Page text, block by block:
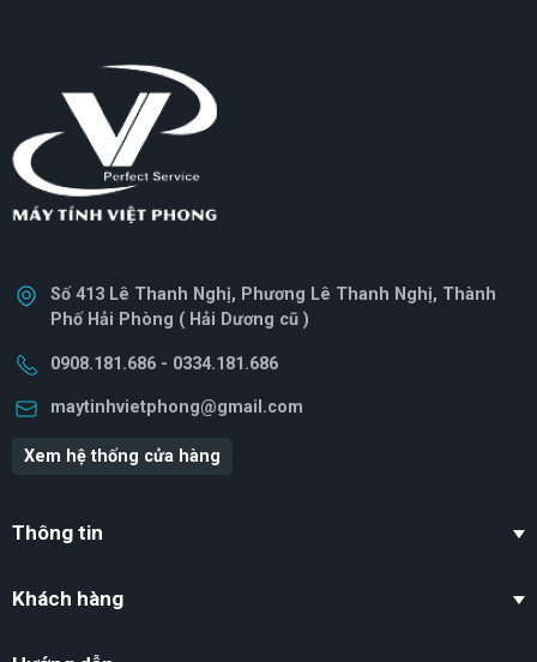
Số 413 Lê Thanh Nghị, Phương Lê Thanh Nghị, Thành
Phố Hải Phòng ( Hải Dương cũ )
0908.181.686 - 0334.181.686
maytinhvietphong@gmail.com
Xem hệ thống cửa hàng
Thông tin
Khách hàng